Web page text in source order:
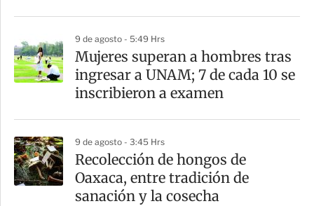
9 de agosto - 5:49 Hrs
Mujeres superan a hombres tras
ingresar a UNAM; 7 de cada 10 se
inscribieron a examen
9 de agosto - 3:45 Hrs
Recolección de hongos de
Oaxaca, entre tradición de
sanación y la cosecha